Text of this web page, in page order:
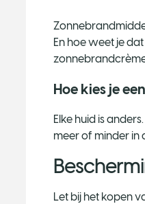
En hoe weet je
Hoe kies je
Elke huid is
meer of minder in
Let bij het kopen